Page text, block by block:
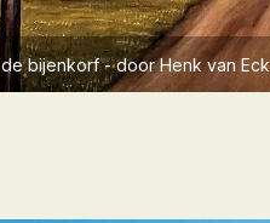
de bijenkorf - door Henk van Eck